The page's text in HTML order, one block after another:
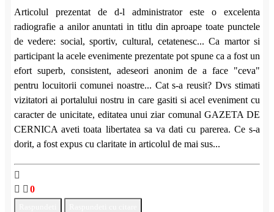
Articolul prezentat de d-l administrator este o excelenta
radiografie a anilor anuntati in titlu din aproape toate punctele
de vedere: social, sportiv, cultural, cetatenesc... Ca martor si
participant la acele evenimente prezentate pot spune ca a fost un
efort superb, consistent, adeseori anonim de a face "ceva"
pentru locuitorii comunei noastre... Cat s-a reusit? Dvs stimati
vizitatori ai portalului nostru in care gasiti si acel eveniment cu
caracter de unicitate, editatea unui ziar comunal GAZETA DE
CERNICA aveti toata libertatea sa va dati cu parerea. Ce s-a
dorit, a fost expus cu claritate in articolul de mai sus...
0